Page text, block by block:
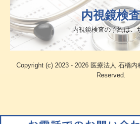
内視鏡検査
内視鏡検査の予約はこ
Copyright (c) 2023 - 2026 医療法人 石橋
Reserved.